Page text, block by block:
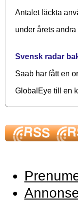
Antalet läckta
under årets
Svensk radar
Saab har fått en
GlobalEye till en